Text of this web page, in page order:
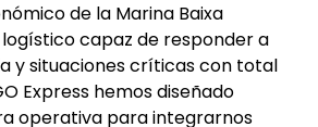
de la Marina Baixa
capaz de responder a
y situaciones críticas con total
Express hemos diseñado
operativa para integrarnos